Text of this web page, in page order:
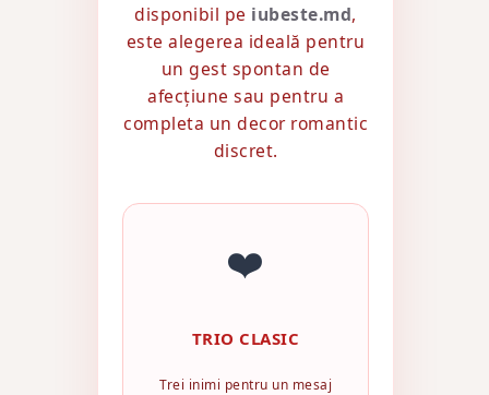
disponibil pe iubeste.md,
este alegerea ideală pentru
un gest spontan de
afecțiune sau pentru a
completa un decor romantic
discret.
❤️
TRIO CLASIC
Trei inimi pentru un mesaj